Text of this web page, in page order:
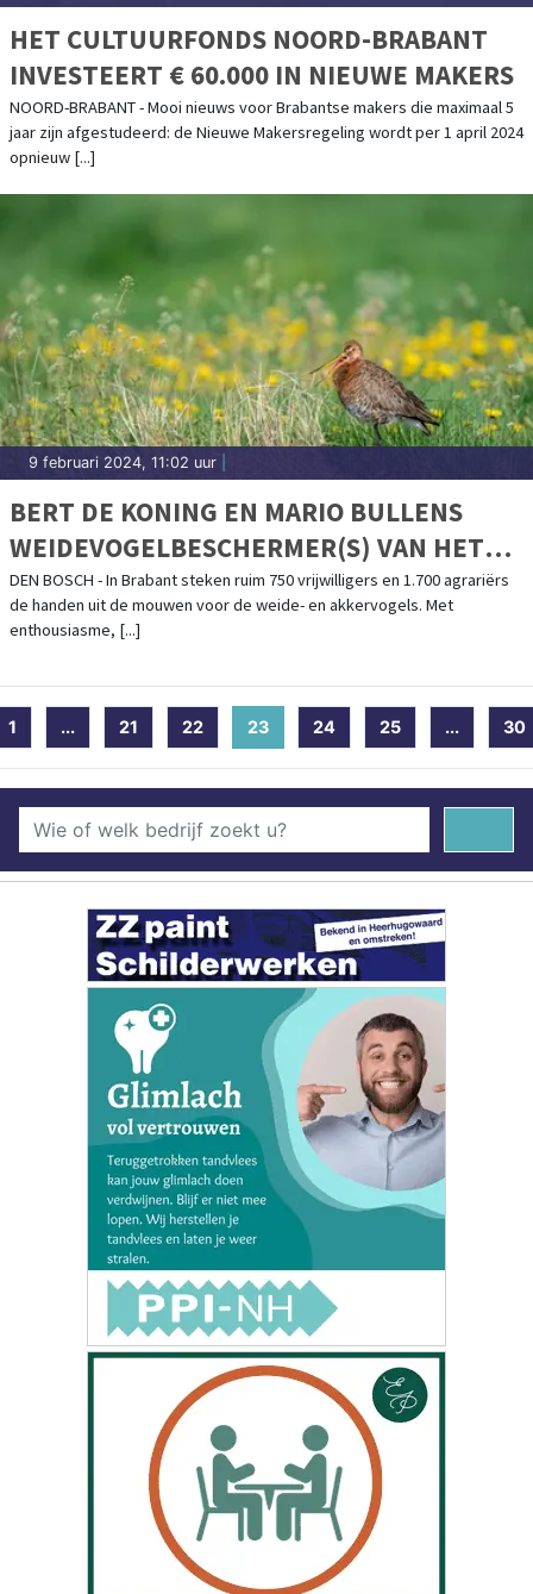
HET CULTUURFONDS NOORD-BRABANT
INVESTEERT € 60.000 IN NIEUWE MAKERS
NOORD-BRABANT - Mooi nieuws voor Brabantse makers die maximaal 5
jaar zijn afgestudeerd: de Nieuwe Makersregeling wordt per 1 april 2024
opnieuw [...]
9 februari 2024, 11:02 uur
BERT DE KONING EN MARIO BULLENS
WEIDEVOGELBESCHERMER(S) VAN HET
JAAR
DEN BOSCH - In Brabant steken ruim 750 vrijwilligers en 1.700 agrariërs
de handen uit de mouwen voor de weide- en akkervogels. Met
enthousiasme, [...]
1 ... 21 22 23(current)
24 25 ... 30